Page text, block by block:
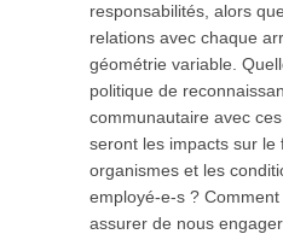
responsabilités, alors
relations avec chaque
géométrie variable.
politique de
communautaire avec
seront les impacts sur le
organismes et les
employé-e-s ?
assurer de nous